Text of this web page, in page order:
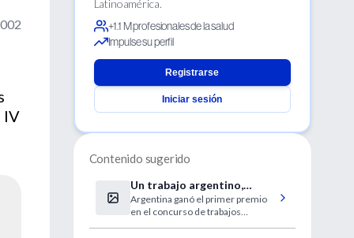
IV
Latinoamérica.
+1.1 M profesionales de la salud
Impulse su perfil
Registrarse
Iniciar sesión
Contenido sugerido
Un trabajo argentino,
premiado
Argentina ganó el primer premio
en el concurso de trabajos